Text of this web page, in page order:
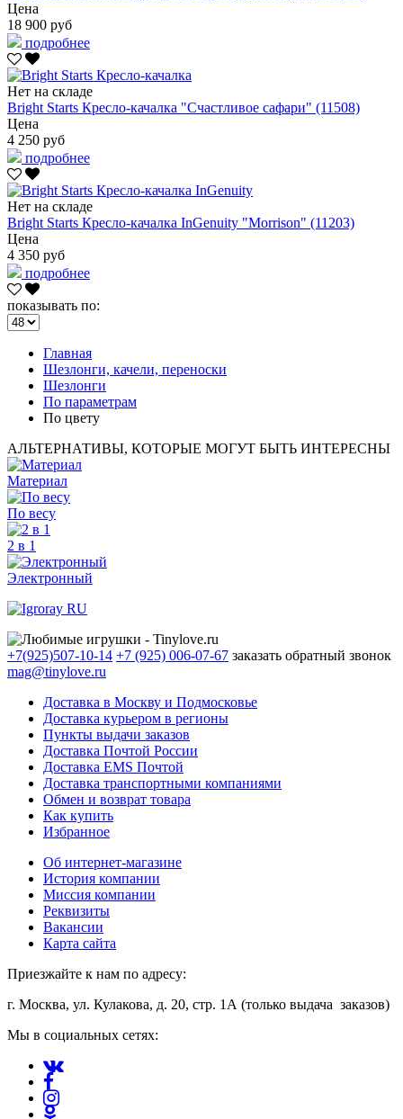
Цена
18 900 руб
подробнее
Нет на складе
Bright Starts Кресло-качалка "Счастливое сафари" (11508)
Цена
4 250 руб
подробнее
Нет на складе
Bright Starts Кресло-качалка InGenuity "Morrison" (11203)
Цена
4 350 руб
подробнее
показывать по:
Главная
Шезлонги, качели, переноски
Шезлонги
По параметрам
По цвету
АЛЬТЕРНАТИВЫ, КОТОРЫЕ МОГУТ БЫТЬ ИНТЕРЕСНЫ
Материал
По весу
2 в 1
Электронный
+7(925)507-10-14 +7 (925) 006-07-67 заказать обратный звонок
mag@tinylove.ru
Доставка в Москву и Подмосковье
Доставка курьером в регионы
Пункты выдачи заказов
Доставка Почтой России
Доставка EMS Почтой
Доставка транспортными компаниями
Обмен и возврат товара
Как купить
Избранное
Об интернет-магазине
История компании
Миссия компании
Реквизиты
Вакансии
Карта сайта
Приезжайте к нам по адресу:
г. Москва, ул. Кулакова, д. 20, стр. 1А (только выдача заказов)
Мы в социальных сетях: